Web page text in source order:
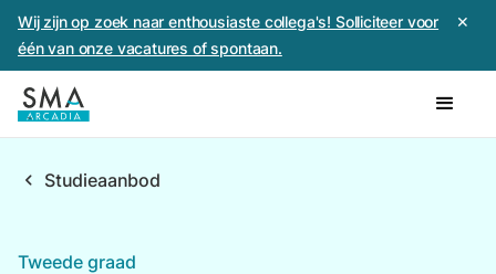
Wij zijn op zoek naar enthousiaste collega's! Solliciteer voor
één van onze vacatures of spontaan.
✕
chevron_left Studieaanbod
Tweede graad